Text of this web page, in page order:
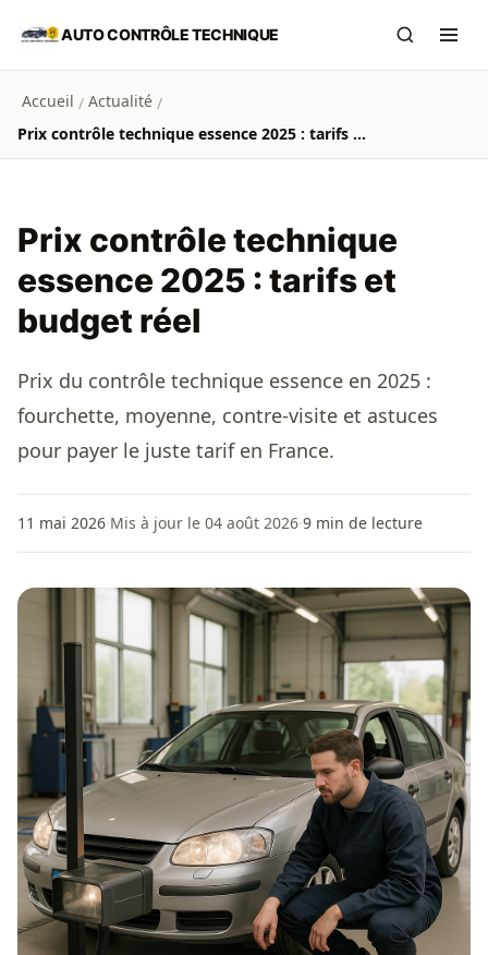
Aller au contenu principal
AUTO CONTRÔLE TECHNIQUE
Accueil / Actualité /
Prix contrôle technique essence 2025 : tarifs et budget réel
Prix contrôle technique
essence 2025 : tarifs et
budget réel
Prix du contrôle technique essence en 2025 :
fourchette, moyenne, contre-visite et astuces
pour payer le juste tarif en France.
11 mai 2026·Mis à jour le 04 août 2026·9 min de lecture